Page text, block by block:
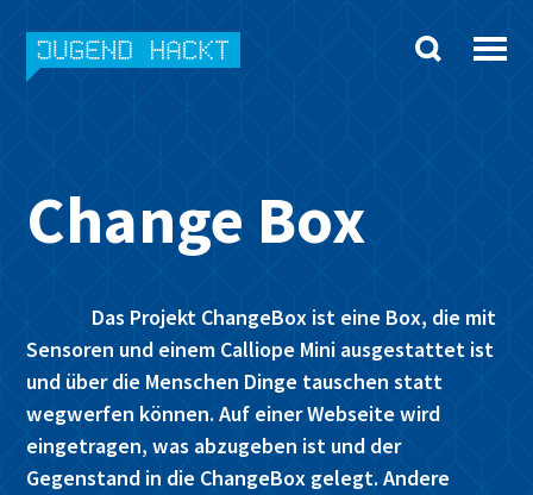
Skip
to
Change Box
Das Projekt ChangeBox ist eine Box, die mit
Sensoren und einem Calliope Mini ausgestattet ist
und über die Menschen Dinge tauschen statt
wegwerfen können. Auf einer Webseite wird
eingetragen, was abzugeben ist und der
Gegenstand in die ChangeBox gelegt. Andere